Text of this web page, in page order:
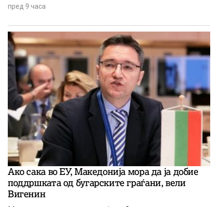
пред 9 часа
Ако сака во ЕУ, Македонија мора да ја добие
поддршката од бугарските граѓани, вели
Вигенин